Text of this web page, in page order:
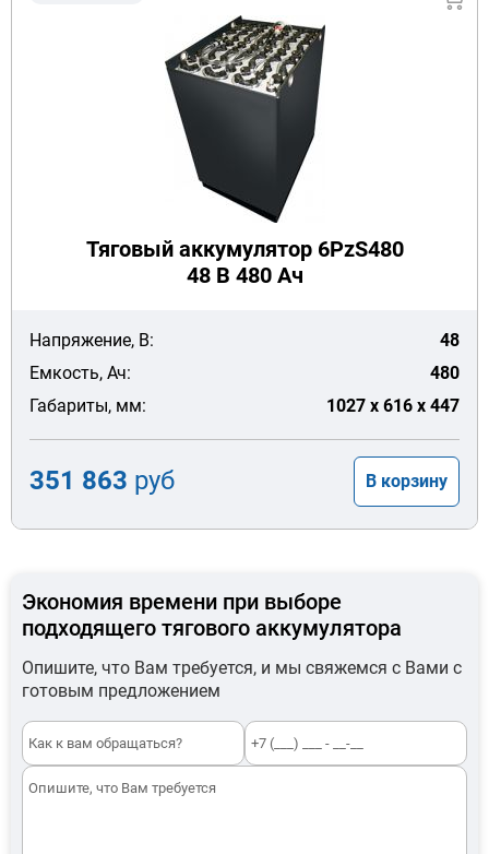
Тяговый аккумулятор 6PzS480
48 В 480 Ач
Напряжение, В:
48
Емкость, Ач:
480
Габариты, мм:
1027 x 616 x 447
351 863 руб В корзину
Экономия времени при выборе
подходящего тягового аккумулятора
Опишите, что Вам требуется, и мы свяжемся с Вами с
готовым предложением